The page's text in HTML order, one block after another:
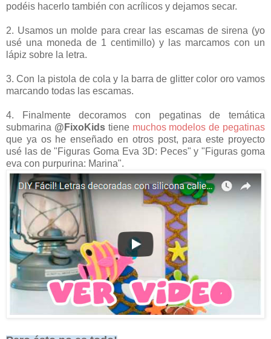
podéis hacerlo también con acrílicos y dejamos secar.
2. Usamos un molde para crear las escamas de sirena (yo
usé una moneda de 1 centimillo) y las marcamos con un
lápiz sobre la letra.
3. Con la pistola de cola y la barra de glitter color oro vamos
marcando todas las escamas.
4. Finalmente decoramos con pegatinas de temática
submarina @FixoKidstiene muchos modelos de pegatinas
que ya os he enseñado en otros post, para este proyecto
usé las de "Figuras Goma Eva 3D: Peces" y "Figuras goma
eva con purpurina: Marina".